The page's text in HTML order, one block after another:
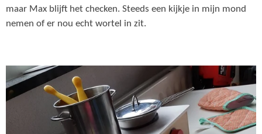
maar Max blijft het checken. Steeds een kijkje in mijn mond
nemen of er nou echt wortel in zit.